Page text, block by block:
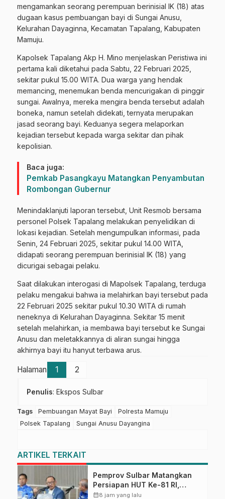
mengamankan seorang perempuan berinisial IK (18) atas
dugaan kasus pembuangan bayi di Sungai Anusu,
Kelurahan Dayaginna, Kecamatan Tapalang, Kabupaten
Mamuju.
Kapolsek Tapalang Akp H. Mino menjelaskan Peristiwa ini
pertama kali diketahui pada Sabtu, 22 Februari 2025,
sekitar pukul 15.00 WITA. Dua warga yang hendak
memancing, menemukan benda mencurigakan di pinggir
sungai. Awalnya, mereka mengira benda tersebut adalah
boneka, namun setelah didekati, ternyata merupakan
jasad seorang bayi. Keduanya segera melaporkan
kejadian tersebut kepada warga sekitar dan pihak
kepolisian.
Baca juga:
Pemkab Pasangkayu Matangkan Penyambutan
Rombongan Gubernur
Menindaklanjuti laporan tersebut, Unit Resmob bersama
personel Polsek Tapalang melakukan penyelidikan di
lokasi kejadian. Setelah mengumpulkan informasi, pada
Senin, 24 Februari 2025, sekitar pukul 14.00 WITA,
didapati seorang perempuan berinisial IK (18) yang
dicurigai sebagai pelaku.
Saat dilakukan interogasi di Mapolsek Tapalang, terduga
pelaku mengakui bahwa ia melahirkan bayi tersebut pada
22 Februari 2025 sekitar pukul 10.30 WITA di rumah
neneknya di Kelurahan Dayaginna. Sekitar 15 menit
setelah melahirkan, ia membawa bayi tersebut ke Sungai
Anusu dan meletakkannya di aliran sungai hingga
akhirnya bayi itu hanyut terbawa arus.
Halaman 1 2
Penulis: Ekspos Sulbar
Tags Pembuangan Mayat Bayi
Polresta Mamuju
Polsek Tapalang
Sungai Anusu Dayangina
ARTIKEL TERKAIT
Pemprov Sulbar Matangkan
Persiapan HUT Ke-81 RI,
Puncak Upacara di Lapangan
calendar_month8 jam yang lalu